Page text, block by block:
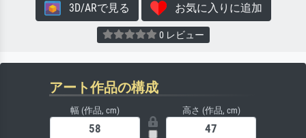
3D/ARで見る お気に入りに追加
0 レビュー
アート作品の構成
幅 (作品, cm) 高さ (作品, cm)